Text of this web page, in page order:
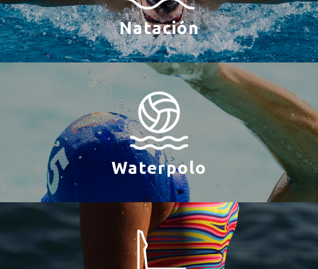
Natación
Waterpolo